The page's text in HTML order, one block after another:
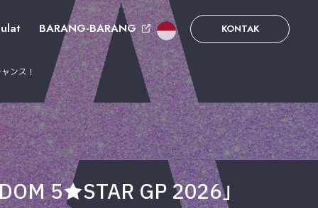
BARANG-BARANG KONTAK
ンス！
5★STAR GP 2026」